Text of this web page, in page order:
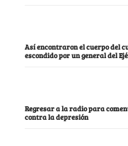
Así encontraron el cuerpo del
escondido por un general del
Regresar a la radio para
contra la depresión